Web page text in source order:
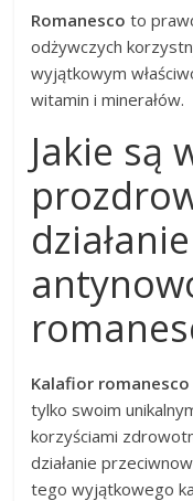
Romanesco to
odżywczych
wyjątkowym
witamin i minerałów.
Jakie są
działanie
Kalafior romanesco
tylko swoim
korzyściami
działanie
tego wyjątkowego